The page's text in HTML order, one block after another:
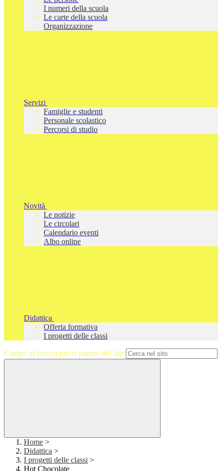
I numeri della scuola
Le carte della scuola
Organizzazione
Servizi
Famiglie e studenti
Personale scolastico
Percorsi di studio
Novità
Le notizie
Le circolari
Calendario eventi
Albo online
Didattica
Offerta formativa
I progetti delle classi
Campo di ricerca per le pagine del sito
Home >
Didattica >
I progetti delle classi >
Hot Chocolate